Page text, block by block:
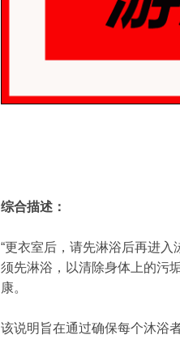
综合描述：
“更衣室后，请先淋浴后再进
须先淋浴，以清除身体上的污
康。
该说明旨在通过确保每个沐浴